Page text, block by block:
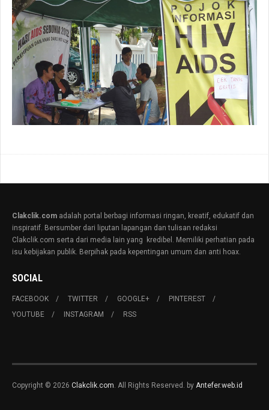
Clakclik.com adalah portal berbagi informasi ringan, kreatif, edukatif dan
inspiratif. Bersumber dari liputan lapangan dan tulisan redaksi
Clakclik.com serta dari media lain yang kredibel. Memiliki perhatian pada
isu kebijakan publik. Berpihak pada kepentingan umum dan anti hoax.
SOCIAL
FACEBOOK TWITTER GOOGLE+
PINTEREST
YOUTUBE
INSTAGRAM RSS
Copyright © 2026 Clakclik.com. All Rights Reserved. by Antefer.web.id